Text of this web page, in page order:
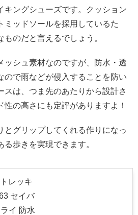
キングシューズです。クッション
ミッドソールを採用しているた
のだと言えるでしょう。
ッシュ素材なのですが、防水・透
ので雨などが侵入することを防い
スは、つま先のあたりから設計さ
の高さにも定評がありますよ！
とグリップしてくれる作りになっ
歩きを実現できます。
レッキ
セイバ
イ 防水